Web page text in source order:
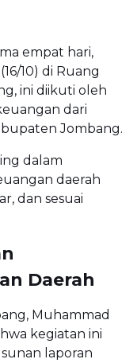
empat hari,
10) di Ruang
ini diikuti oleh
dari
Jombang.
dalam
daerah
dan sesuai
Daerah
Muhammad
kegiatan ini
laporan